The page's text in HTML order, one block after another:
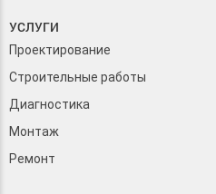
УСЛУГИ
Проектирование
Строительные работы
Диагностика
Монтаж
Ремонт